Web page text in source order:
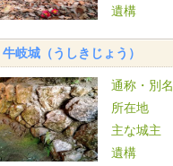
遺構
牛岐城（うしきじょう）
通称・別名
所在地
主な城主
遺構